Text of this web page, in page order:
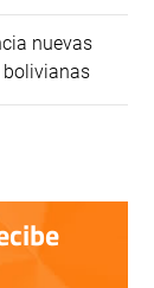
nuevas
bolivianas